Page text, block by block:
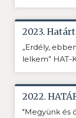
2023.
„Erdély,
lelkem” HAT-
2022.
"Megyünk és